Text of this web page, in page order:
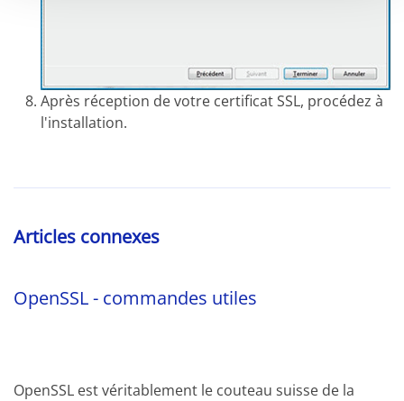
Après réception de votre certificat SSL, procédez à
l'installation.
Articles connexes
OpenSSL - commandes utiles
OpenSSL est véritablement le couteau suisse de la